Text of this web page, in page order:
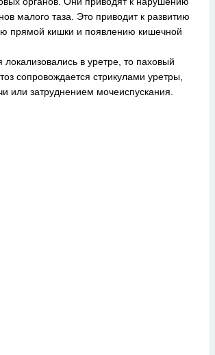
малого таза. Это приводит к развитию
прямой кишки и появлению кишечной
локализовались в уретре, то паховый
сопровождается стрикулами уретры,
или затруднением мочеиспускания.